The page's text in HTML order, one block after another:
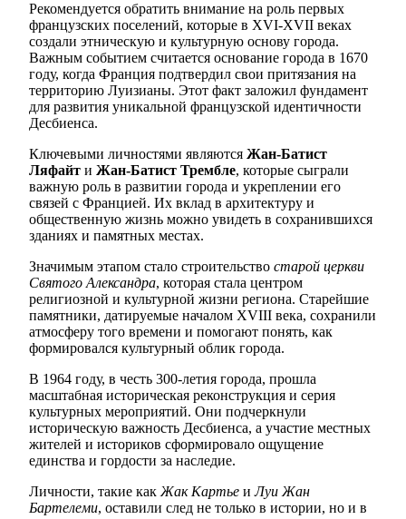
Рекомендуется обратить внимание на роль первых
французских поселений, которые в XVI-XVII веках
создали этническую и культурную основу города.
Важным событием считается основание города в 1670
году, когда Франция подтвердил свои притязания на
территорию Луизианы. Этот факт заложил фундамент
для развития уникальной французской идентичности
Десбиенса.
Ключевыми личностями являются Жан-Батист
Ляфайт и Жан-Батист Трембле, которые сыграли
важную роль в развитии города и укреплении его
связей с Францией. Их вклад в архитектуру и
общественную жизнь можно увидеть в сохранившихся
зданиях и памятных местах.
Значимым этапом стало строительство старой церкви
Святого Александра, которая стала центром
религиозной и культурной жизни региона. Старейшие
памятники, датируемые началом XVIII века, сохранили
атмосферу того времени и помогают понять, как
формировался культурный облик города.
В 1964 году, в честь 300-летия города, прошла
масштабная историческая реконструкция и серия
культурных мероприятий. Они подчеркнули
историческую важность Десбиенса, а участие местных
жителей и историков сформировало ощущение
единства и гордости за наследие.
Личности, такие какЖак Картье иЛуи Жан
Бартелеми, оставили след не только в истории, но и в